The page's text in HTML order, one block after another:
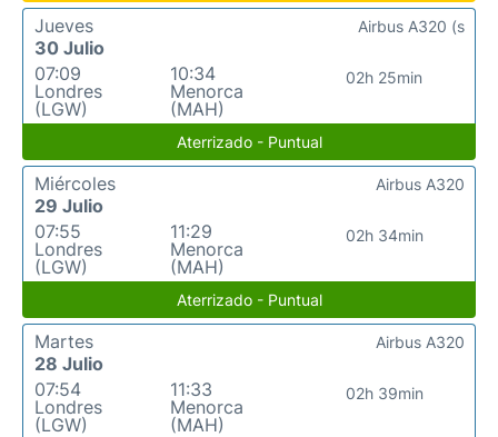
Jueves
30 Julio
07:09
Londres
(LGW)
10:34
Menorca
(MAH)
02h 25min
Airbus A320 (s
Aterrizado - Puntual
Miércoles
29 Julio
07:55
Londres
(LGW)
11:29
Menorca
(MAH)
02h 34min
Airbus A320
Aterrizado - Puntual
Martes
28 Julio
07:54
Londres
(LGW)
11:33
Menorca
(MAH)
02h 39min
Airbus A320